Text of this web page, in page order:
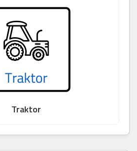
Traktor